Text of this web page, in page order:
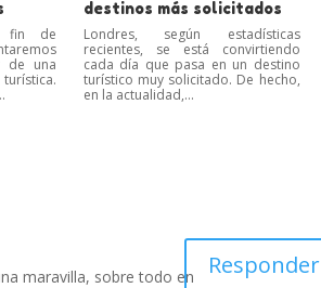
fin de
de una
destinos más solicitados
Londres, según estadísticas
recientes, se está convirtiendo
cada día que pasa en un destino
turístico muy solicitado. De hecho,
en la actualidad,...
maravilla, sobre todo en
Responder